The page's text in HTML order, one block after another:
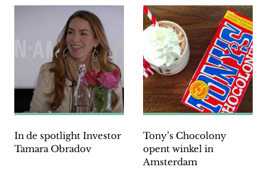
In de spotlight Investor
Tamara Obradov
Tony’s Chocolony
opent winkel in
Amsterdam